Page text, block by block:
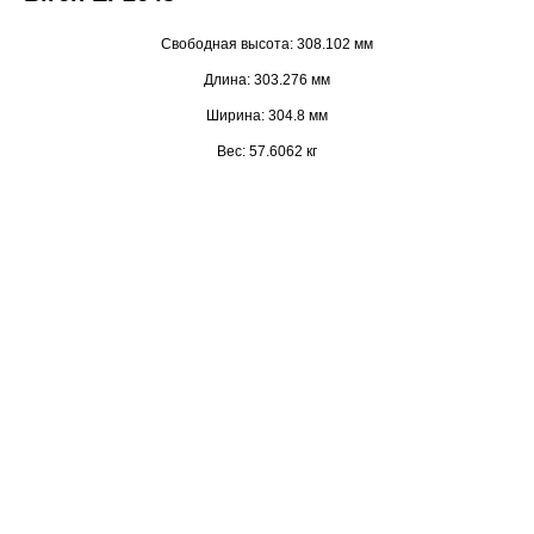
Свободная высота: 308.102 мм
Длина: 303.276 мм
Ширина: 304.8 мм
Вес: 57.6062 кг